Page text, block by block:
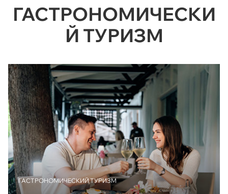
ГАСТРОНОМИЧЕСКИ
Й ТУРИЗМ
ГАСТРОНОМИЧЕСКИЙ ТУРИЗМ